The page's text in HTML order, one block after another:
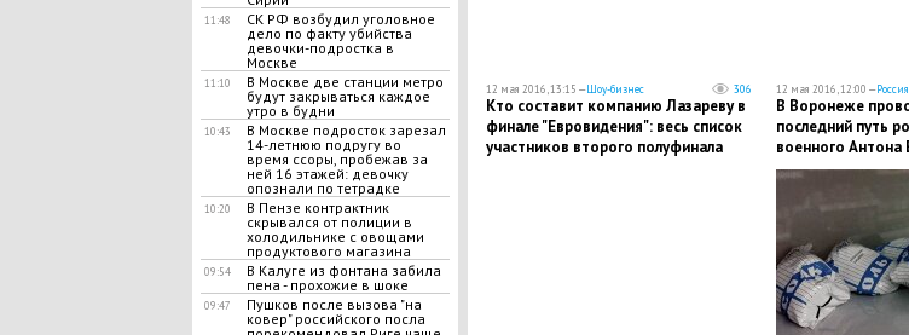
11:48
СК РФ возбудил уголовное
дело по факту убийства
девочки-подростка в
Москве
11:10
В Москве две станции метро
будут закрываться каждое
утро в будни
10:43
В Москве подросток зарезал
14-летнюю подругу во
время ссоры, пробежав за
ней 16 этажей: девочку
опознали по тетрадке
10:20
В Пензе контрактник
скрывался от полиции в
холодильнике с овощами
продуктового магазина
09:54
В Калуге из фонтана забила
пена - прохожие в шоке
09:47
Пушков после вызова "на
ковер" российского посла
12 мая 2016, 13:15 —Шоу-бизнес 306
Кто составит компанию Лазареву в
финале "Евровидения": весь список
участников второго полуфинала
12 мая 2016, 12:00 —Россия
В Воронеже
последний путь
военного Антона
застреленного